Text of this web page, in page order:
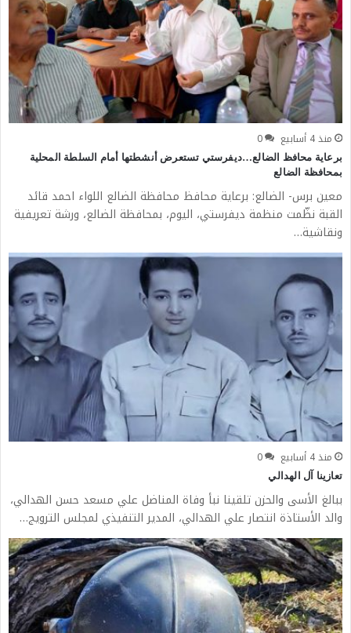
منذ 4 أسابيع 0
برعاية محافظ الضالع…ديفرستي تستعرض أنشطتها أمام السلطة المحلية
بمحافظة الضالع
معين برس- الضالع: برعاية محافظ محافظة الضالع اللواء احمد قائد
القبة نظّمت منظمة ديفرستي، اليوم، بمحافظة الضالع، ورشة تعريفية
ونقاشية…
منذ 4 أسابيع 0
تعازينا آل الهدالي
ببالغ الأسى والحزن تلقينا نبأ وفاة المناضل علي مسعد حسن الهدالي،
والد الأستاذة انتصار علي الهدالي، المدير التنفيذي لمجلس الترويج…